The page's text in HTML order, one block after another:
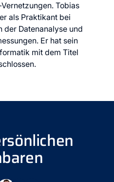
Tobias
als Praktikant bei
der Datenanalyse und
Er hat sein
mit dem Titel